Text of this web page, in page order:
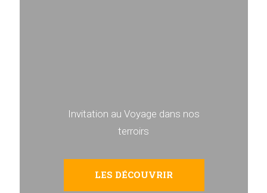
Invitation au Voyage dans nos
terroirs
LES DÉCOUVRIR